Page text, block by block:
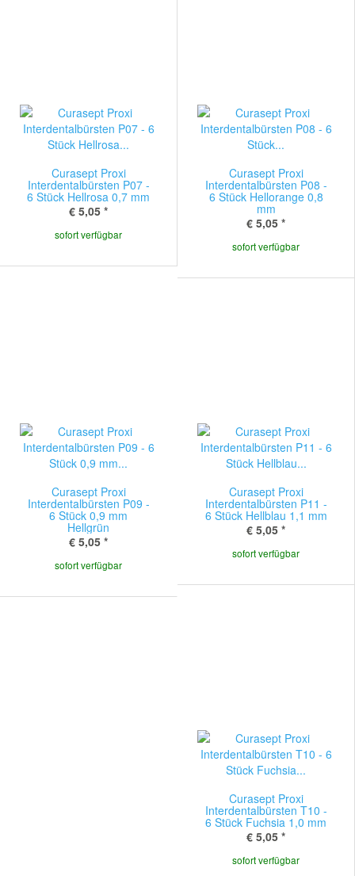
Curasept Proxi
Interdentalbürsten P07 -
6 Stück Hellrosa 0,7 mm
€ 5,05 *
sofort verfügbar
Curasept Proxi
Interdentalbürsten P08 -
6 Stück Hellorange 0,8
mm
€ 5,05 *
sofort verfügbar
Curasept Proxi
Interdentalbürsten P09 -
6 Stück 0,9 mm
Hellgrün
€ 5,05 *
sofort verfügbar
Curasept Proxi
Interdentalbürsten P11 -
6 Stück Hellblau 1,1 mm
€ 5,05 *
sofort verfügbar
Curasept Proxi
Interdentalbürsten T10 -
6 Stück Fuchsia 1,0 mm
€ 5,05 *
sofort verfügbar